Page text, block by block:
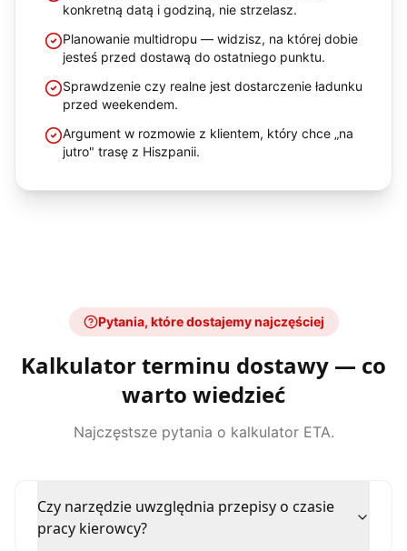
konkretną datą i godziną, nie strzelasz.
Planowanie multidropu — widzisz, na której dobie
jesteś przed dostawą do ostatniego punktu.
Sprawdzenie czy realne jest dostarczenie ładunku
przed weekendem.
Argument w rozmowie z klientem, który chce „na
jutro" trasę z Hiszpanii.
Pytania, które dostajemy najczęściej
Kalkulator terminu dostawy — co
warto wiedzieć
Najczęstsze pytania o kalkulator ETA.
Czy narzędzie uwzględnia przepisy o czasie
pracy kierowcy?